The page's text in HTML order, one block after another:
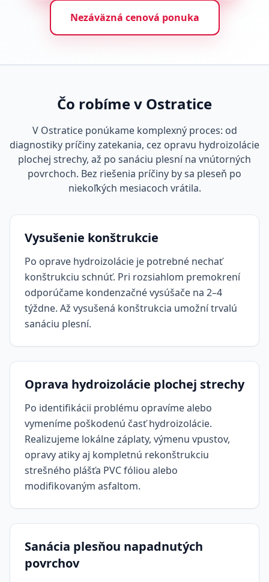
Nezáväzná cenová ponuka
Čo robíme v Ostratice
V Ostratice ponúkame komplexný proces: od
diagnostiky príčiny zatekania, cez opravu hydroizolácie
plochej strechy, až po sanáciu plesní na vnútorných
povrchoch. Bez riešenia príčiny by sa pleseň po
niekoľkých mesiacoch vrátila.
Vysušenie konštrukcie
Po oprave hydroizolácie je potrebné nechať
konštrukciu schnúť. Pri rozsiahlom premokrení
odporúčame kondenzačné vysúšače na 2–4
týždne. Až vysušená konštrukcia umožní trvalú
sanáciu plesní.
Oprava hydroizolácie plochej strechy
Po identifikácii problému opravíme alebo
vymeníme poškodenú časť hydroizolácie.
Realizujeme lokálne záplaty, výmenu vpustov,
opravy atiky aj kompletnú rekonštrukciu
strešného plášťa PVC fóliou alebo
modifikovaným asfaltom.
Sanácia plesňou napadnutých
povrchov